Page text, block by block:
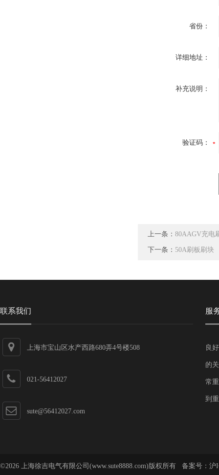
省份：
详细地址：
补充说明：
验证码：
上一条： 80AAGV充电
下一条： 50A刷板刷块
联系我们
上海市宝山区水产西路680弄4号楼508
021-56412027
sute@56412027.com
服
良
的
常
到
©2026 上海徐吉电气有限公司(www.sute8888.com)版权所有 备案号： 沪